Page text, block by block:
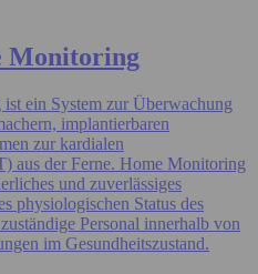
Monitoring
ein System zur Überwachung
implantierbaren
zur kardialen
aus der Ferne. Home Monitoring
und zuverlässiges
physiologischen Status des
Personal innerhalb von
im Gesundheitszustand.